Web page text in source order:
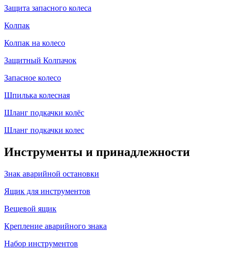
Защита запасного колеса
Колпак
Колпак на колесо
Защитный Колпачок
Запасное колесо
Шпилька колесная
Шланг подкачки колёс
Шланг подкачки колес
Инструменты и принадлежности
Знак аварийной остановки
Ящик для инструментов
Вещевой ящик
Крепление аварийного знака
Набор инструментов